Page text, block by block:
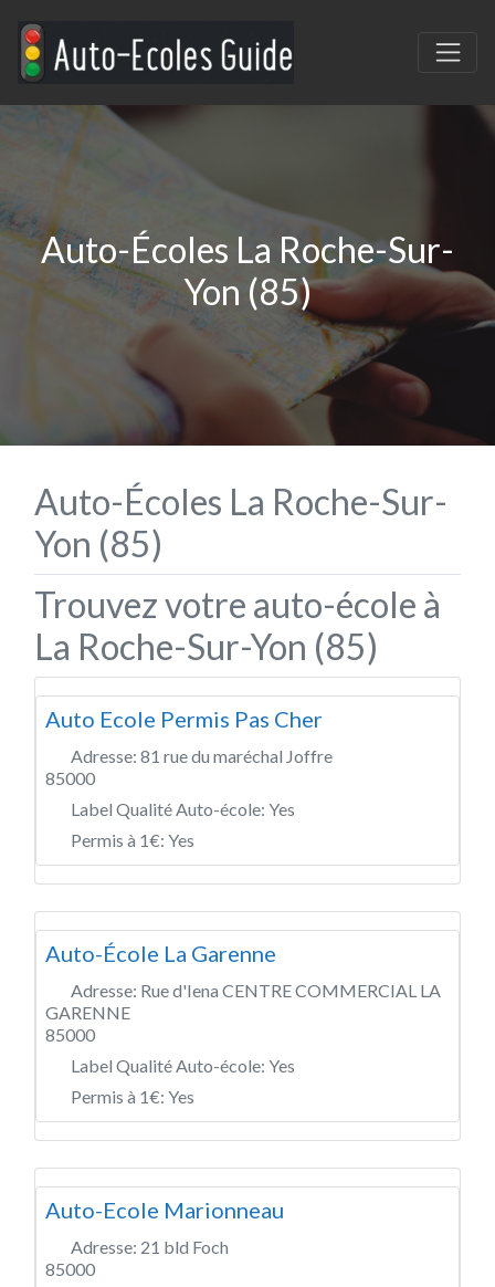
Auto-Écoles La Roche-Sur-
Yon (85)
Auto-Écoles La Roche-Sur-
Yon (85)
Trouvez votre auto-école à
La Roche-Sur-Yon (85)
Auto Ecole Permis Pas Cher
Adresse: 81 rue du maréchal Joffre
85000
Label Qualité Auto-école: Yes
Permis à 1€: Yes
Auto-École La Garenne
Adresse: Rue d'Iena CENTRE COMMERCIAL LA
GARENNE
85000
Label Qualité Auto-école: Yes
Permis à 1€: Yes
Auto-Ecole Marionneau
Adresse: 21 bld Foch
85000